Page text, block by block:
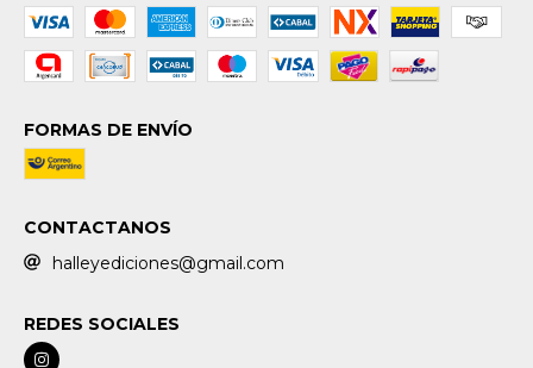
FORMAS DE ENVÍO
CONTACTANOS
halleyediciones@gmail.com
REDES SOCIALES